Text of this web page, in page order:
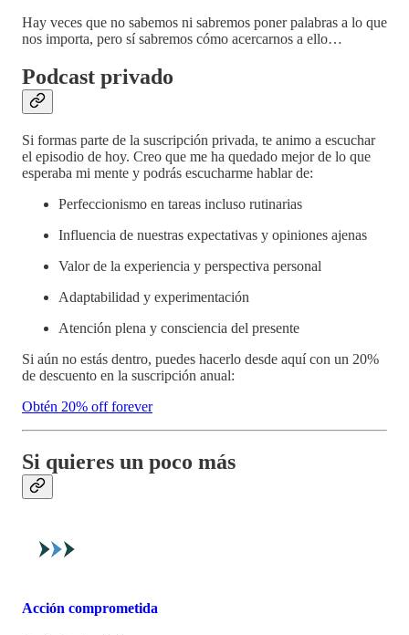
Hay veces que no sabemos ni sabremos poner palabras a lo que
nos importa, pero sí sabremos cómo acercarnos a ello…
Podcast privado
Si formas parte de la suscripción privada, te animo a escuchar
el episodio de hoy. Creo que me ha quedado mejor de lo que
esperaba mi mente y podrás escucharme hablar de:
Perfeccionismo en tareas incluso rutinarias
Influencia de nuestras expectativas y opiniones ajenas
Valor de la experiencia y perspectiva personal
Adaptabilidad y experimentación
Atención plena y consciencia del presente
Si aún no estás dentro, puedes hacerlo desde aquí con un 20%
de descuento en la suscripción anual:
Obtén 20% off forever
Si quieres un poco más
Acción comprometida